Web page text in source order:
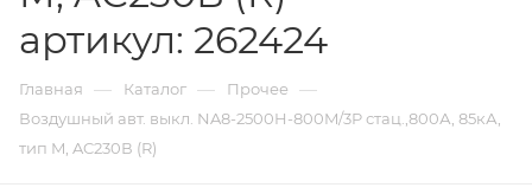
артикул: 262424
Главная — Каталог — Прочее —
Воздушный авт. выкл. NA8-2500H-800M/3P стац.,800А, 85кА,
тип M, AC230В (R)